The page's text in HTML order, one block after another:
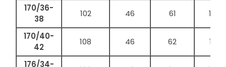
170/36-
38
102 46 61 108
170/40-
42
108 46 62 114
176/34-